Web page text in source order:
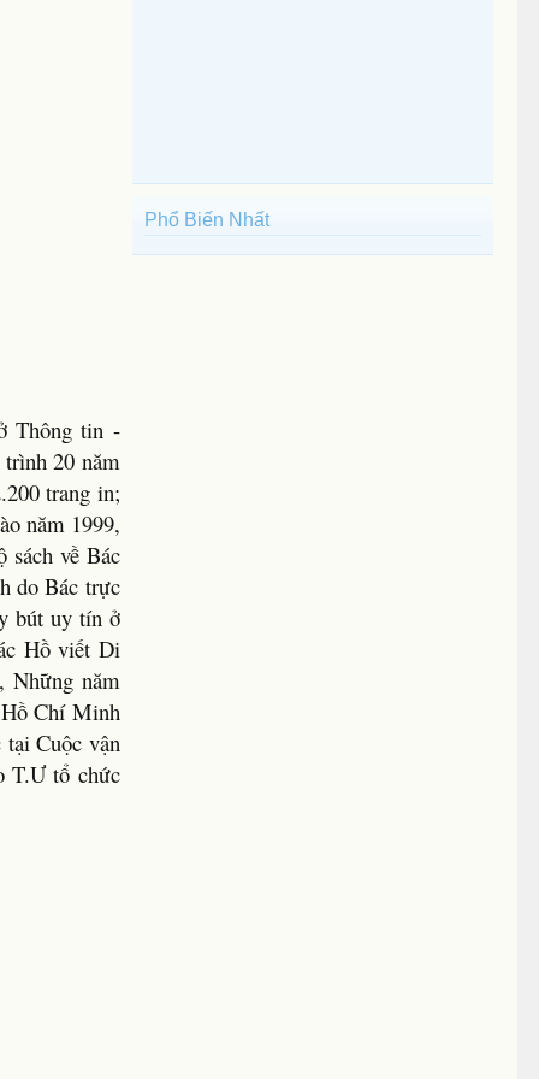
Thông tin -
20 năm
trang in;
năm 1999,
về Bác
do Bác trực
bút uy tín ở
Hồ viết Di
Những năm
Hồ Chí Minh
Cuộc vận
T.Ư tổ chức
0.74 MB
7.11 MB
MB
MB
Phổ Biến Nhất